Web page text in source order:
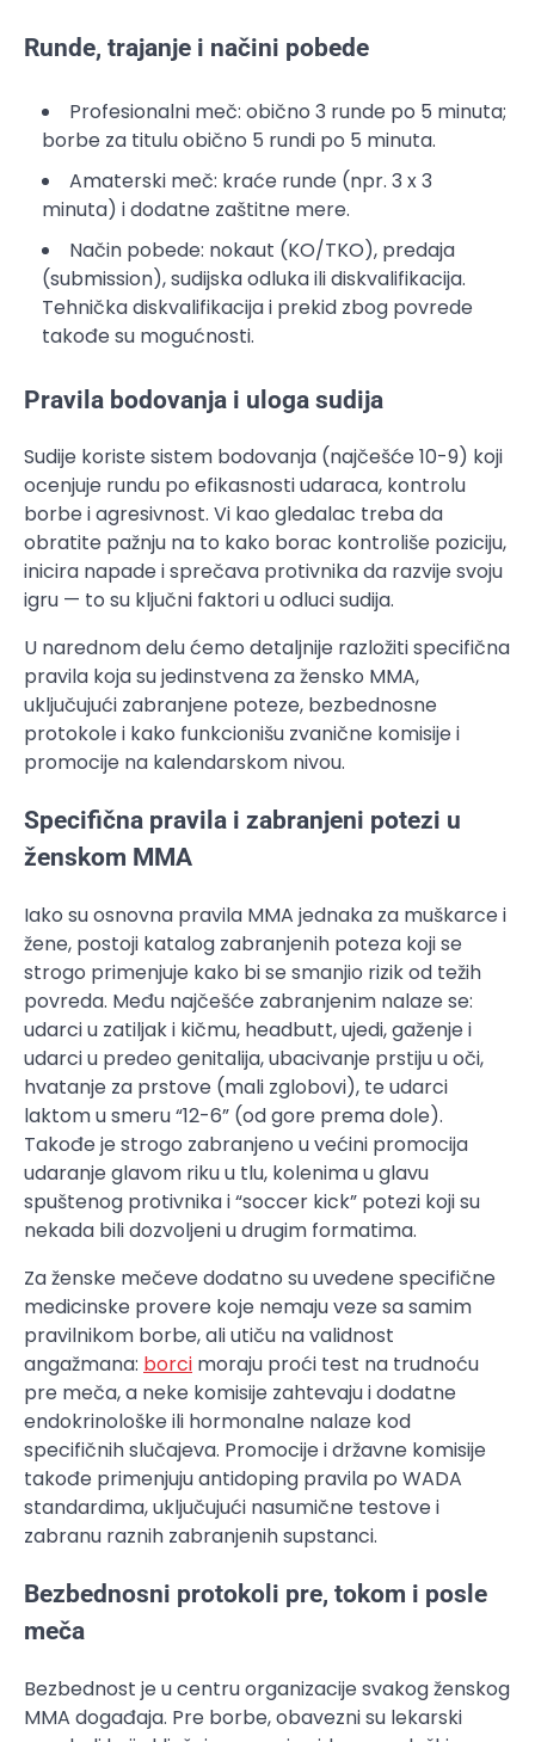
Runde, trajanje i načini pobede
Profesionalni meč: obično 3 runde po 5 minuta;
borbe za titulu obično 5 rundi po 5 minuta.
Amaterski meč: kraće runde (npr. 3 x 3
minuta) i dodatne zaštitne mere.
Način pobede: nokaut (KO/TKO), predaja
(submission), sudijska odluka ili diskvalifikacija.
Tehnička diskvalifikacija i prekid zbog povrede
takođe su mogućnosti.
Pravila bodovanja i uloga sudija
Sudije koriste sistem bodovanja (najčešće 10-9) koji
ocenjuje rundu po efikasnosti udaraca, kontrolu
borbe i agresivnost. Vi kao gledalac treba da
obratite pažnju na to kako borac kontroliše poziciju,
inicira napade i sprečava protivnika da razvije svoju
igru — to su ključni faktori u odluci sudija.
U narednom delu ćemo detaljnije razložiti specifična
pravila koja su jedinstvena za žensko MMA,
uključujući zabranjene poteze, bezbednosne
protokole i kako funkcionišu zvanične komisije i
promocije na kalendarskom nivou.
Specifična pravila i zabranjeni potezi u
ženskom MMA
Iako su osnovna pravila MMA jednaka za muškarce i
žene, postoji katalog zabranjenih poteza koji se
strogo primenjuje kako bi se smanjio rizik od težih
povreda. Među najčešće zabranjenim nalaze se:
udarci u zatiljak i kičmu, headbutt, ujedi, gaženje i
udarci u predeo genitalija, ubacivanje prstiju u oči,
hvatanje za prstove (mali zglobovi), te udarci
laktom u smeru “12-6” (od gore prema dole).
Takođe je strogo zabranjeno u većini promocija
udaranje glavom riku u tlu, kolenima u glavu
spuštenog protivnika i “soccer kick” potezi koji su
nekada bili dozvoljeni u drugim formatima.
Za ženske mečeve dodatno su uvedene specifične
medicinske provere koje nemaju veze sa samim
pravilnikom borbe, ali utiču na validnost
angažmana: borci moraju proći test na trudnoću
pre meča, a neke komisije zahtevaju i dodatne
endokrinološke ili hormonalne nalaze kod
specifičnih slučajeva. Promocije i državne komisije
takođe primenjuju antidoping pravila po WADA
standardima, uključujući nasumične testove i
zabranu raznih zabranjenih supstanci.
Bezbednosni protokoli pre, tokom i posle
meča
Bezbednost je u centru organizacije svakog ženskog
MMA događaja. Pre borbe, obavezni su lekarski